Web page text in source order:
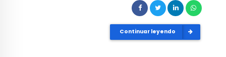
Continuar leyendo